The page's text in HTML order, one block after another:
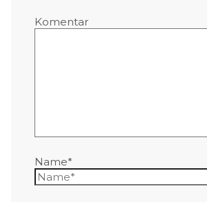
Komentar
Name*